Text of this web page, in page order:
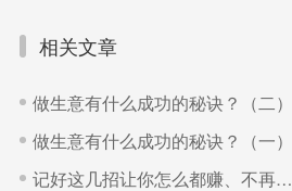
相关文章
做生意有什么成功的秘诀？（二）
做生意有什么成功的秘诀？（一）
记好这几招让你怎么都赚、不再多干还吃亏（二）